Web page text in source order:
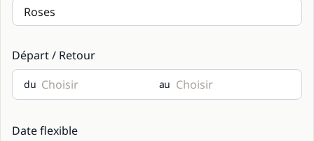
Départ / Retour
du au
Date flexible